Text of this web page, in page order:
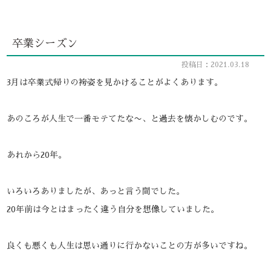
卒業シーズン
投稿日：2021.03.18
3月は卒業式帰りの袴姿を見かけることがよくあります。
あのころが人生で一番モテてたな〜、と過去を懐かしむのです。
あれから20年。
いろいろありましたが、あっと言う間でした。
20年前は今とはまったく違う自分を想像していました。
良くも悪くも人生は思い通りに行かないことの方が多いですね。